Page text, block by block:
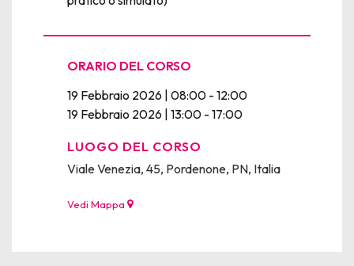
ORARIO DEL CORSO
19 Febbraio 2026 | 08:00 - 12:00
19 Febbraio 2026 | 13:00 - 17:00
LUOGO DEL CORSO
Viale Venezia, 45, Pordenone, PN, Italia
Vedi Mappa